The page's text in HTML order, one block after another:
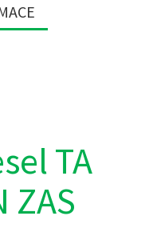
TA
ZAS